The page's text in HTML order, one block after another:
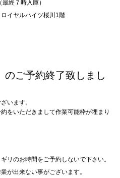
終７時入庫）
イヤルハイツ桜川1階
のご予約終了致しまし
います。
をいただきまして作業可能枠が埋まり
リのお時間をご予約しないで下さい。
が出来ない事がございます。